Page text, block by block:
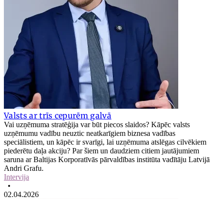
Valsts ar trīs cepurēm galvā
Vai uzņēmuma stratēģija var būt piecos slaidos? Kāpēc valsts
uzņēmumu vadību neuztic neatkarīgiem biznesa vadības
speciālistiem, un kāpēc ir svarīgi, lai uzņēmuma atslēgas cilvēkiem
piederētu daļa akciju? Par šiem un daudziem citiem jautājumiem
saruna ar Baltijas Korporatīvās pārvaldības institūta vadītāju Latvijā
Andri Grafu.
Intervija
•
02.04.2026